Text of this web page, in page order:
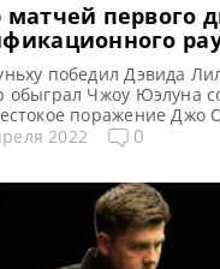
первого дня
по снукеру
победил Дэвида
обыграл Чжоу Юэлуна
поражение Джо
одержал победу над
Чемпионата Мира
2022 0